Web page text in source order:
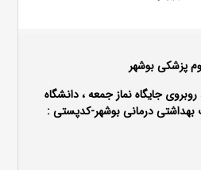
پزشکی بوشهر
جایگاه نماز جمعه ، دانشگاه
درمانی بوشهر-کدپستی :